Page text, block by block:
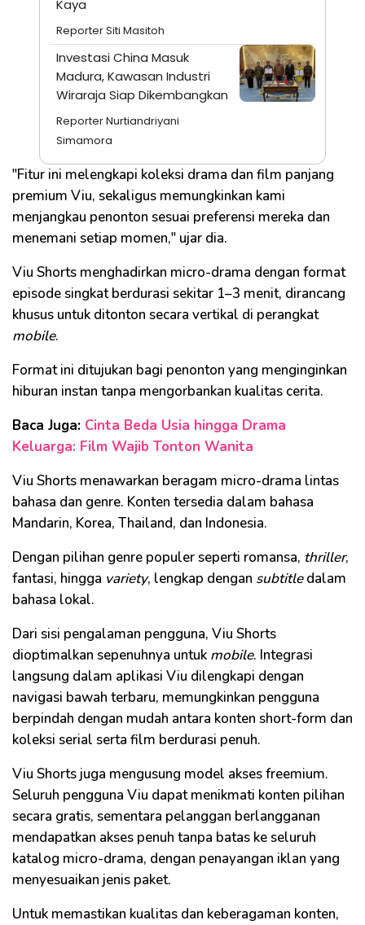
Kaya
Reporter Siti Masitoh
Investasi China Masuk
Madura, Kawasan Industri
Wiraraja Siap Dikembangkan
Reporter Nurtiandriyani
Simamora
"Fitur ini melengkapi koleksi drama dan film panjang
premium Viu, sekaligus memungkinkan kami
menjangkau penonton sesuai preferensi mereka dan
menemani setiap momen," ujar dia.
Viu Shorts menghadirkan micro-drama dengan format
episode singkat berdurasi sekitar 1–3 menit, dirancang
khusus untuk ditonton secara vertikal di perangkat
mobile.
Format ini ditujukan bagi penonton yang menginginkan
hiburan instan tanpa mengorbankan kualitas cerita.
Baca Juga: Cinta Beda Usia hingga Drama
Keluarga: Film Wajib Tonton Wanita
Viu Shorts menawarkan beragam micro-drama lintas
bahasa dan genre. Konten tersedia dalam bahasa
Mandarin, Korea, Thailand, dan Indonesia.
Dengan pilihan genre populer seperti romansa, thriller,
fantasi, hingga variety, lengkap dengan subtitledalam
bahasa lokal.
Dari sisi pengalaman pengguna, Viu Shorts
dioptimalkan sepenuhnya untuk mobile. Integrasi
langsung dalam aplikasi Viu dilengkapi dengan
navigasi bawah terbaru, memungkinkan pengguna
berpindah dengan mudah antara konten short-form dan
koleksi serial serta film berdurasi penuh.
Viu Shorts juga mengusung model akses freemium.
Seluruh pengguna Viu dapat menikmati konten pilihan
secara gratis, sementara pelanggan berlangganan
mendapatkan akses penuh tanpa batas ke seluruh
katalog micro-drama, dengan penayangan iklan yang
menyesuaikan jenis paket.
Untuk memastikan kualitas dan keberagaman konten,